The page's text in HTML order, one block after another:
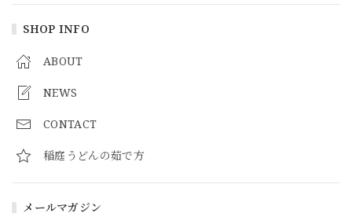
SHOP INFO
ABOUT
NEWS
CONTACT
稲庭うどんの茹で方
メールマガジン